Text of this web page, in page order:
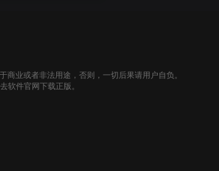
业或者非法用途，否则，一切后果请用户自负。
件官网下载正版。